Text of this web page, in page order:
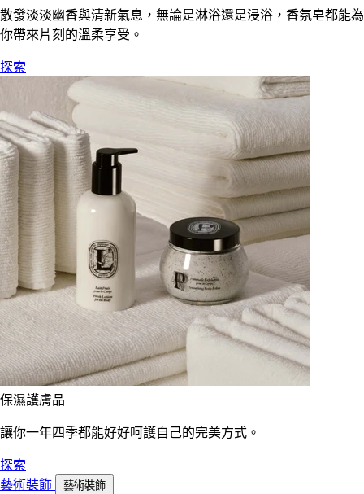
散發淡淡幽香與清新氣息，無論是淋浴還是浸浴，香氛皂都能為
你帶來片刻的溫柔享受。
探索
保濕護膚品
讓你一年四季都能好好呵護自己的完美方式。
探索
藝術裝飾
藝術裝飾